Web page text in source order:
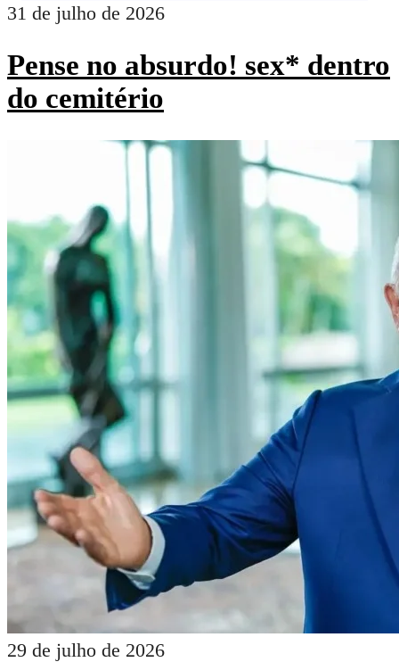
31 de julho de 2026
Pense no absurdo! sex* dentro
do cemitério
29 de julho de 2026